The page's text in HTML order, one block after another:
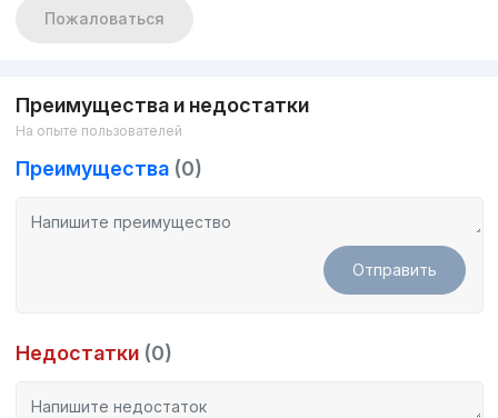
Пожаловаться
Преимущества и недостатки
На опыте пользователей
Преимущества (0)
Отправить
Недостатки (0)